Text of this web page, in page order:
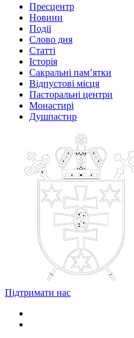
Пресцентр
Новини
Події
Слово дня
Статті
Історія
Сакральні пам’ятки
Відпустові місця
Пасторальні центри
Монастирі
Душпастир
Підтримати нас